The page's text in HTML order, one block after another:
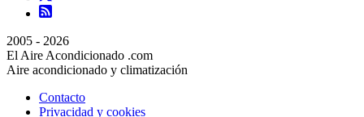
2005 - 2026
El Aire Acondicionado .com
Aire acondicionado y climatización
Contacto
Privacidad y cookies